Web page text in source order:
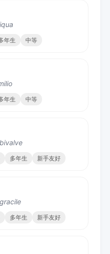
年生 中等
年生 中等
多年生 新手友好
多年生 新手友好